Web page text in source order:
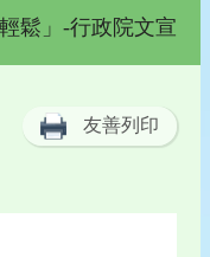
鬆」-行政院文宣
友善列印